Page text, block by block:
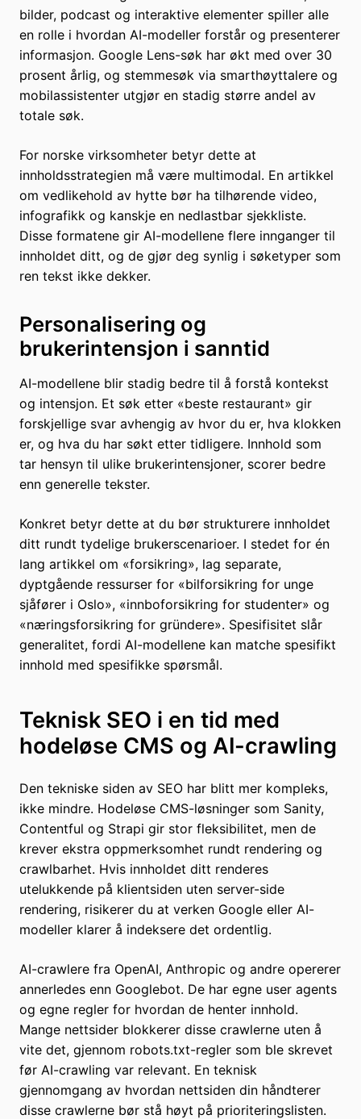
bilder, podcast og interaktive elementer spiller alle
en rolle i hvordan AI-modeller forstår og presenterer
informasjon. Google Lens-søk har økt med over 30
prosent årlig, og stemmesøk via smarthøyttalere og
mobilassistenter utgjør en stadig større andel av
totale søk.
For norske virksomheter betyr dette at
innholdsstrategien må være multimodal. En artikkel
om vedlikehold av hytte bør ha tilhørende video,
infografikk og kanskje en nedlastbar sjekkliste.
Disse formatene gir AI-modellene flere innganger til
innholdet ditt, og de gjør deg synlig i søketyper som
ren tekst ikke dekker.
Personalisering og
brukerintensjon i sanntid
AI-modellene blir stadig bedre til å forstå kontekst
og intensjon. Et søk etter «beste restaurant» gir
forskjellige svar avhengig av hvor du er, hva klokken
er, og hva du har søkt etter tidligere. Innhold som
tar hensyn til ulike brukerintensjoner, scorer bedre
enn generelle tekster.
Konkret betyr dette at du bør strukturere innholdet
ditt rundt tydelige brukerscenarioer. I stedet for én
lang artikkel om «forsikring», lag separate,
dyptgående ressurser for «bilforsikring for unge
sjåfører i Oslo», «innboforsikring for studenter» og
«næringsforsikring for gründere». Spesifisitet slår
generalitet, fordi AI-modellene kan matche spesifikt
innhold med spesifikke spørsmål.
Teknisk SEO i en tid med
hodeløse CMS og AI-crawling
Den tekniske siden av SEO har blitt mer kompleks,
ikke mindre. Hodeløse CMS-løsninger som Sanity,
Contentful og Strapi gir stor fleksibilitet, men de
krever ekstra oppmerksomhet rundt rendering og
crawlbarhet. Hvis innholdet ditt renderes
utelukkende på klientsiden uten server-side
rendering, risikerer du at verken Google eller AI-
modeller klarer å indeksere det ordentlig.
AI-crawlere fra OpenAI, Anthropic og andre opererer
annerledes enn Googlebot. De har egne user agents
og egne regler for hvordan de henter innhold.
Mange nettsider blokkerer disse crawlerne uten å
vite det, gjennom robots.txt-regler som ble skrevet
før AI-crawling var relevant. En teknisk
gjennomgang av hvordan nettsiden din håndterer
disse crawlerne bør stå høyt på prioriteringslisten.